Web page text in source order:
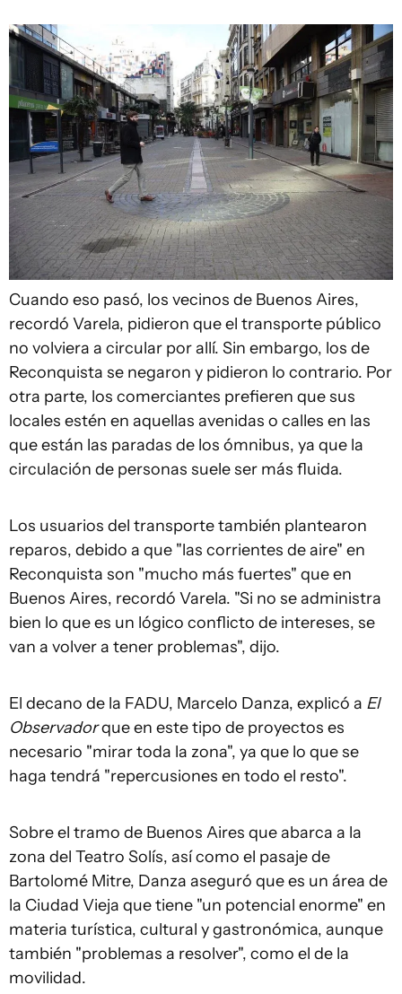
Cuando eso pasó, los vecinos de Buenos Aires,
recordó Varela, pidieron que el transporte público
no volviera a circular por allí. Sin embargo, los de
Reconquista se negaron y pidieron lo contrario. Por
otra parte, los comerciantes prefieren que sus
locales estén en aquellas avenidas o calles en las
que están las paradas de los ómnibus, ya que la
circulación de personas suele ser más fluida.
Los usuarios del transporte también plantearon
reparos, debido a que "las corrientes de aire" en
Reconquista son "mucho más fuertes" que en
Buenos Aires, recordó Varela. "Si no se administra
bien lo que es un lógico conflicto de intereses, se
van a volver a tener problemas", dijo.
El decano de la FADU, Marcelo Danza, explicó a El
Observadorque en este tipo de proyectos es
necesario "mirar toda la zona", ya que lo que se
haga tendrá "repercusiones en todo el resto".
Sobre el tramo de Buenos Aires que abarca a la
zona del Teatro Solís, así como el pasaje de
Bartolomé Mitre, Danza aseguró que es un área de
la Ciudad Vieja que tiene "un potencial enorme" en
materia turística, cultural y gastronómica, aunque
también "problemas a resolver", como el de la
movilidad.